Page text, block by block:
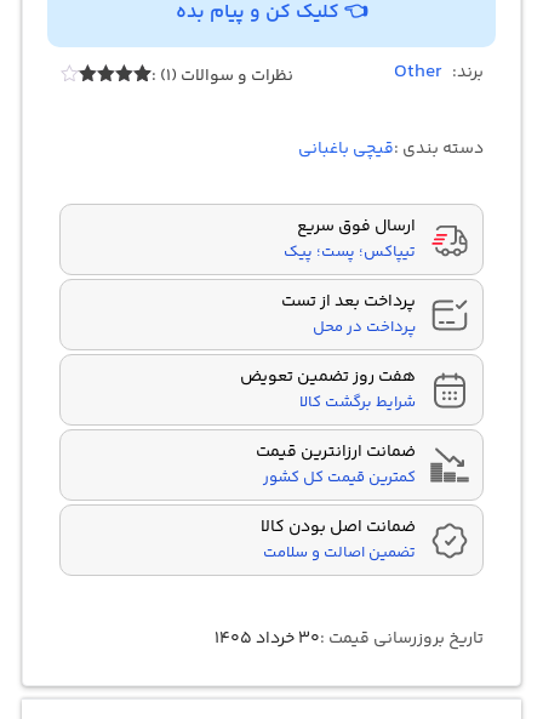
👈 کلیک کن و پیام بده
برند: Other نظرات و سوالات (1) :
دسته بندی :قیچی باغبانی
ارسال فوق سریع
تیپاکس؛ پست؛ پیک
پرداخت بعد از تست
پرداخت در محل
هفت روز تضمین تعویض
شرایط برگشت کالا
ضمانت ارزانترین قیمت
کمترین قیمت کل کشور
ضمانت اصل بودن کالا
تضمین اصالت و سلامت
تاریخ بروزرسانی قیمت :۳۰ خرداد ۱۴۰۵